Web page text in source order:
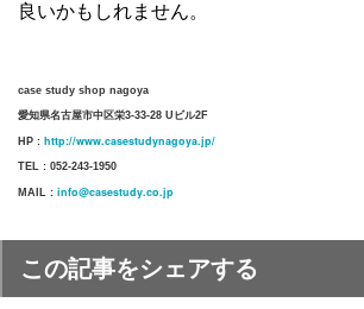
良いかもしれません。
case study shop nagoya
愛知県名古屋市中区栄3-33-28 Uビル2F
HP : http://www.casestudynagoya.jp/
TEL : 052-243-1950
MAIL : info@casestudy.co.jp
この記事をシェアする